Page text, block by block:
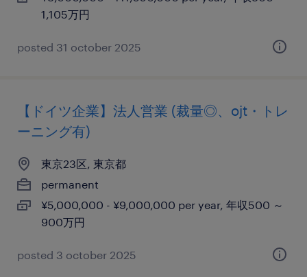
1,105万円
posted 31 october 2025
【ドイツ企業】法人営業 (裁量◎、ojt・トレ
ーニング有)
東京23区, 東京都
permanent
¥5,000,000 - ¥9,000,000 per year, 年収500 ～
900万円
posted 3 october 2025